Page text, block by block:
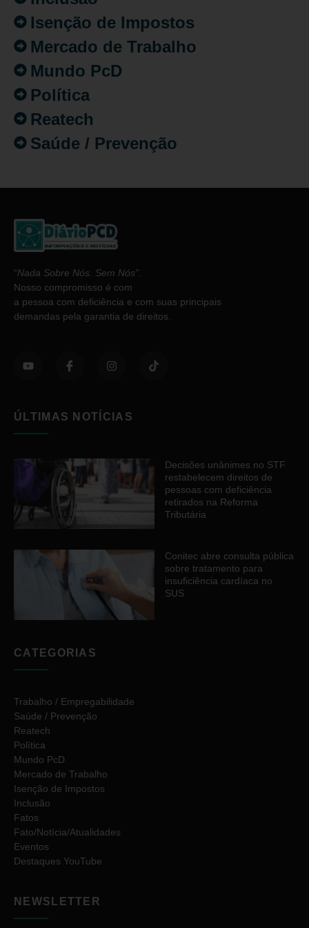
Isenção de Impostos
Mercado de Trabalho
Mundo PcD
Política
Reatech
Saúde / Prevenção
“Nada Sobre Nós. Sem Nós”
Nosso compromisso é com
a pessoa com deficiência e com suas principais
demandas pela garantia de direitos.
ÚLTIMAS NOTÍCIAS
Decisões unânimes no STF
restabelecem direitos de
pessoas com deficiência
retirados na Reforma
Tributária
Conitec abre consulta pública
sobre tratamento para
insuficiência cardíaca no
SUS
CATEGORIAS
Trabalho / Empregabilidade
Saúde / Prevenção
Reatech
Política
Mundo PcD
Mercado de Trabalho
Isenção de Impostos
Inclusão
Fatos
Fato/Notícia/Atualidades
Eventos
Destaques YouTube
NEWSLETTER